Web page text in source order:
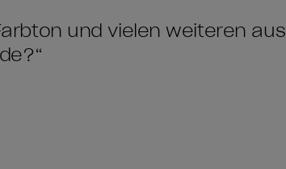
und vielen weiteren aus